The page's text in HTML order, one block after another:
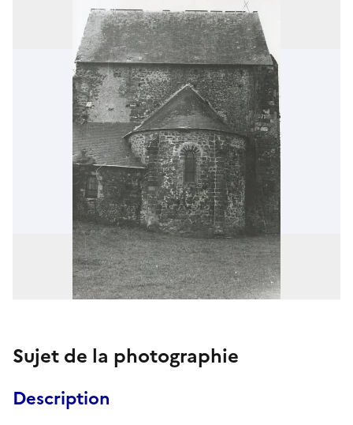
Sujet de la photographie
Description